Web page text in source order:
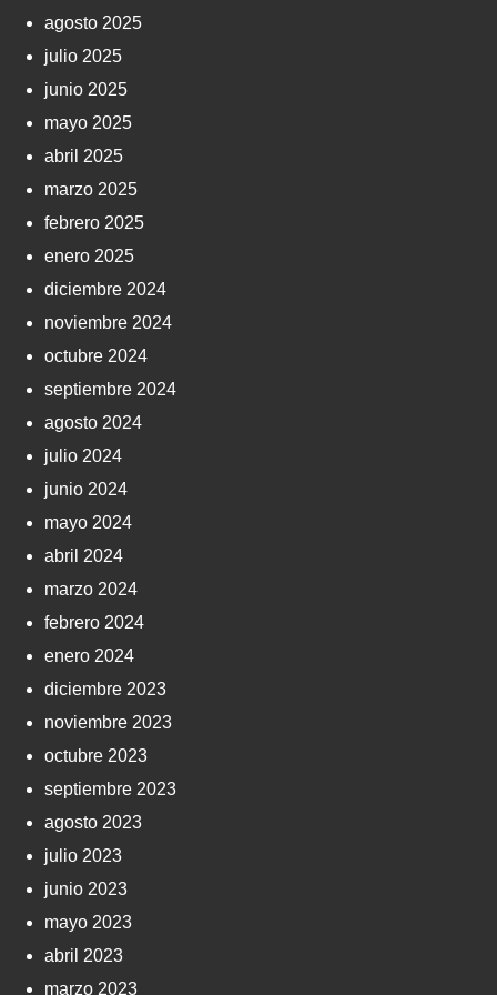
agosto 2025
julio 2025
junio 2025
mayo 2025
abril 2025
marzo 2025
febrero 2025
enero 2025
diciembre 2024
noviembre 2024
octubre 2024
septiembre 2024
agosto 2024
julio 2024
junio 2024
mayo 2024
abril 2024
marzo 2024
febrero 2024
enero 2024
diciembre 2023
noviembre 2023
octubre 2023
septiembre 2023
agosto 2023
julio 2023
junio 2023
mayo 2023
abril 2023
marzo 2023